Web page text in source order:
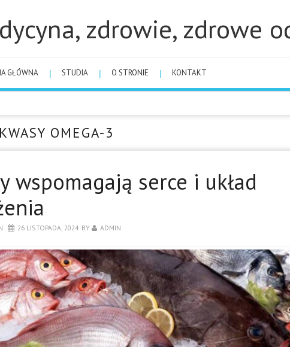
zdrowie, zdrowe
GŁÓWNA STUDIA O STRONIE KONTAKT
KWASY OMEGA-3
wspomagają serce i układ
26 LISTOPADA, 2024 BY ADMIN